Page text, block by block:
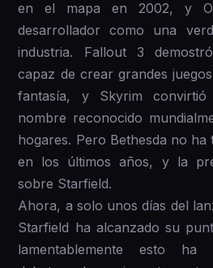
en el mapa en 2002, y
desarrollador como una
industria. Fallout 3
capaz de crear grandes
fantasía, y Skyrim
nombre reconocido
hogares. Pero Bethesda no ha
en los últimos años, y la
sobre Starfield.
Ahora, a solo unos días del
Starfield ha alcanzado su
lamentablemente esto ha